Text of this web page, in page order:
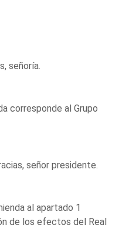
señoría.
corresponde al Grupo
señor presidente.
al apartado 1
de los efectos del Real